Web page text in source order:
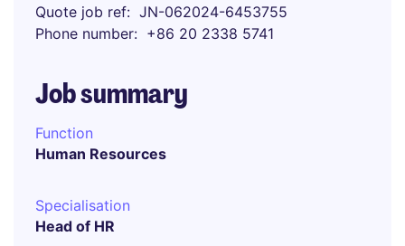
Quote job ref
JN-062024-6453755
Phone number
+86 20 2338 5741
Job summary
Function
Human Resources
Specialisation
Head of HR